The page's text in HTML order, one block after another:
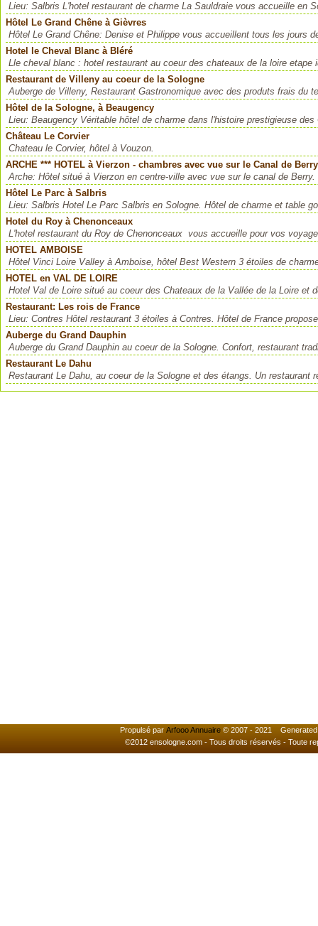
Lieu: Salbris L'hotel restaurant de charme La Sauldraie vous accueille en
Hôtel Le Grand Chêne à Gièvres
Hôtel Le Grand Chêne: Denise et Philippe vous accueillent tous les jours
Hotel le Cheval Blanc à Bléré
Lle cheval blanc : hotel restaurant au coeur des chateaux de la loire
Restaurant de Villeny au coeur de la Sologne
Auberge de Villeny, Restaurant Gastronomique avec des produts frais du
Hôtel de la Sologne, à Beaugency
Lieu: Beaugency Véritable hôtel de charme dans l'histoire prestigieuse
Château Le Corvier
Chateau le Corvier, hôtel à Vouzon.
ARCHE *** HOTEL à Vierzon - chambres avec vue sur le Canal de Berry
Arche: Hôtel situé à Vierzon en centre-ville avec vue sur le canal de
Hôtel Le Parc à Salbris
Lieu: Salbris Hotel Le Parc Salbris en Sologne. Hôtel de charme et table
Hotel du Roy à Chenonceaux
L'hotel restaurant du Roy de Chenonceaux vous accueille pour vos
HOTEL AMBOISE
Hôtel Vinci Loire Valley à Amboise, hôtel Best Western 3 étoiles de
HOTEL en VAL DE LOIRE
Hotel Val de Loire situé au coeur des Chateaux de la Vallée de la Loire et
Restaurant: Les rois de France
Lieu: Contres Hôtel restaurant 3 étoiles à Contres. Hôtel de France
Auberge du Grand Dauphin
Auberge du Grand Dauphin au coeur de la Sologne. Confort, restaurant
Restaurant Le Dahu
Restaurant Le Dahu, au coeur de la Sologne et des étangs. Un restaurant
Propulsé par Arfooo Annuaire© 2007 - 2021
©2012 ensologne.com - Tous droits réservés - Toute